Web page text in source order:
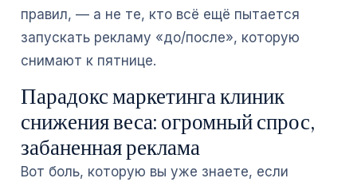
правил, — а не те, кто всё ещё пытается
запускать рекламу «до/после», которую
снимают к пятнице.
Парадокс маркетинга клиник
снижения веса: огромный спрос,
забаненная реклама
Вот боль, которую вы уже знаете, если